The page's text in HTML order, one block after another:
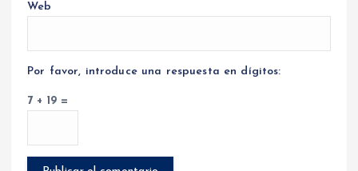
Web
Por favor, introduce una respuesta en dígitos:
7 + 19 =